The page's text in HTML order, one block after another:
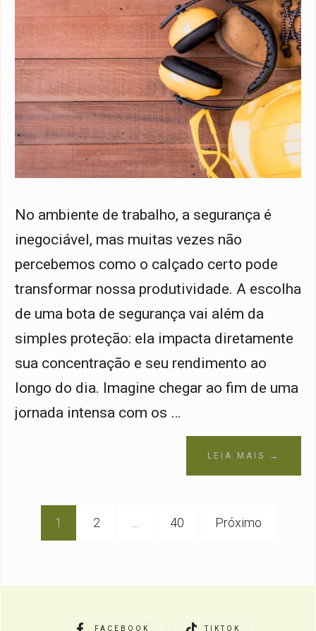
No ambiente de trabalho, a segurança é
inegociável, mas muitas vezes não
percebemos como o calçado certo pode
transformar nossa produtividade. A escolha
de uma bota de segurança vai além da
simples proteção: ela impacta diretamente
sua concentração e seu rendimento ao
longo do dia. Imagine chegar ao fim de uma
jornada intensa com os …
LEIA MAIS →
Navegação
por
1 2 40 Próximo
FACEBOOK TIKTOK